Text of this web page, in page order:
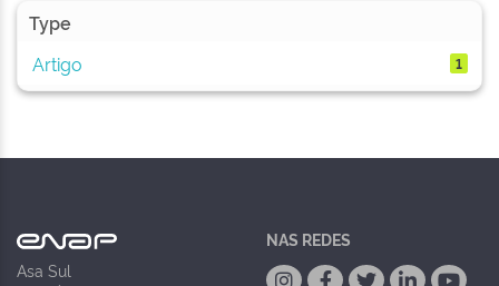
Type
Artigo
1
Asa Sul
NAS REDES